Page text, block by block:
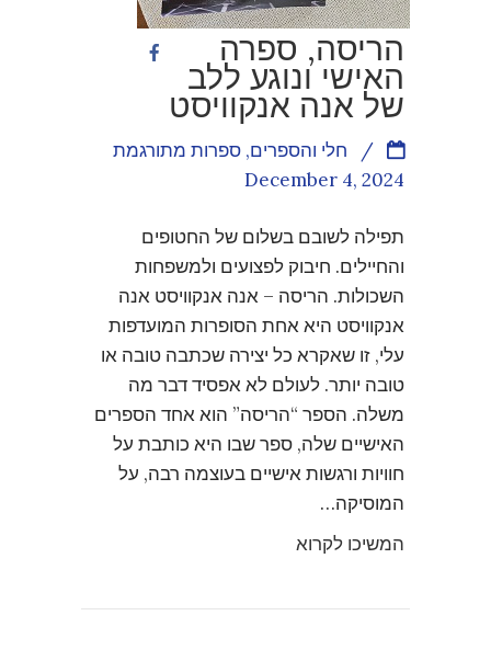
הריסה, ספרה
האישי ונוגע ללב
של אנה אנקוויסט
חלי והספרים, ספרות מתורגמת
/
December 4, 2024
תפילה לשובם בשלום של החטופים
והחיילים. חיבוק לפצועים ולמשפחות
השכולות. הריסה – אנה אנקוויסט אנה
אנקוויסט היא אחת הסופרות המועדפות
עלי, זו שאקרא כל יצירה שכתבה טובה או
טובה יותר. לעולם לא אפסיד דבר מה
משלה. הספר “הריסה” הוא אחד הספרים
האישיים שלה, ספר שבו היא כותבת על
חוויות ורגשות אישיים בעוצמה רבה, על
המוסיקה…
המשיכו לקרוא